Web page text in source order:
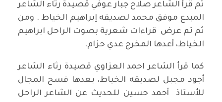
ثم قرأ الشاعر صلاح جبار عوفي قصيدة رثاء الشاعر
المبدع موفق محمد لصديقه إبراهيم الخياط . ومن
ثم تم عرض قراءات شعرية بصوت الراحل ابراهيم
الخياط، أعدها المخرج عدي حزام.
كما قرأ الشاعر احمد العزاوي قصيدة رثاء الشاعر
أجود مجبل لصديقه الخياط، بعدها فسح المجال
للأستاذ أحمد حسين للحديث عن الشاعر الراحل